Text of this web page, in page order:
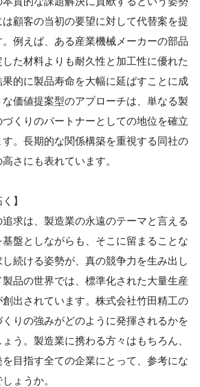
顧客の当初の要望に対して代替案を提
例えば、ある産業機械メーカーの部品
た材料よりも耐久性と加工性に優れた
的に製品寿命を大幅に延ばすことに成
価値提案型のアプローチは、単なる製
くりのパートナーとしての地位を確立
。長期的な関係構築を重視する同社の
さにも表れています。
】
求は、製造業の永遠のテーマと言える
盤としながらも、そこに留まることな
続ける姿勢が、真の競争力を生み出し
品の世界では、標準化された大量生産
出されています。株式会社竹田精工の
りの強みがどのように発揮されるかを
う。製造業に携わる方々はもちろん、
目指す全ての企業にとって、参考にな
ょうか。